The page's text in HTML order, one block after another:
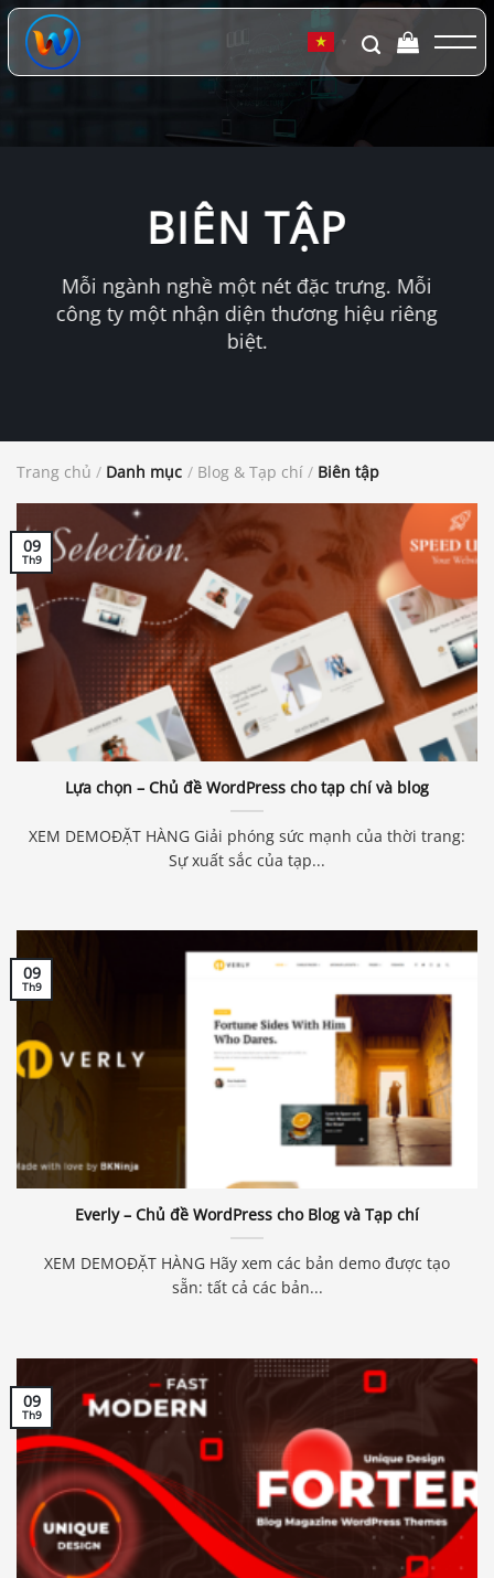
Chuyển
đến
dung
▼
BIÊN TẬP
Mỗi ngành nghề một nét đặc trưng. Mỗi
công ty một nhận diện thương hiệu riêng
biệt.
Trang chủ / Danh mục / Blog & Tạp chí / Biên tập
Lựa chọn – Chủ đề WordPress cho tạp chí và blog
XEM DEMOĐẶT HÀNG Giải phóng sức mạnh của thời trang:
Sự xuất sắc của tạp...
09
Th9
Everly – Chủ đề WordPress cho Blog và Tạp chí
XEM DEMOĐẶT HÀNG Hãy xem các bản demo được tạo
sẵn: tất cả các bản...
09
Th9
09
Th9